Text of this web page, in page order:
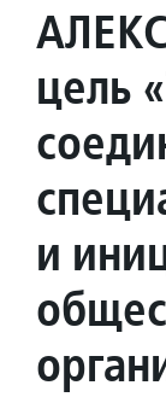
цель
и